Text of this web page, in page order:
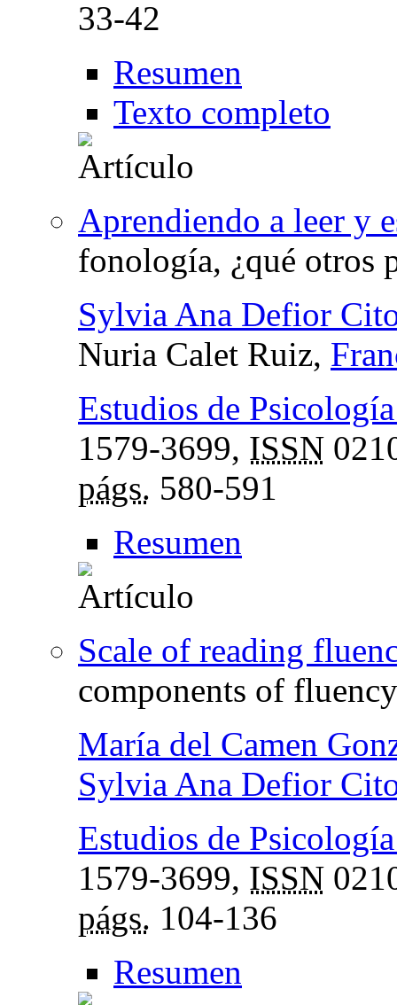
33-42
Resumen
Texto completo
Aprendiendo a leer y
fonología, ¿qué otros
Sylvia Ana Defior
Nuria Calet Ruiz,
Estudios de
1579-3699, ISSN
págs. 580-591
Resumen
Scale of reading
components of fluency
María del Camen
Sylvia Ana Defior
Estudios de
1579-3699, ISSN
págs. 104-136
Resumen